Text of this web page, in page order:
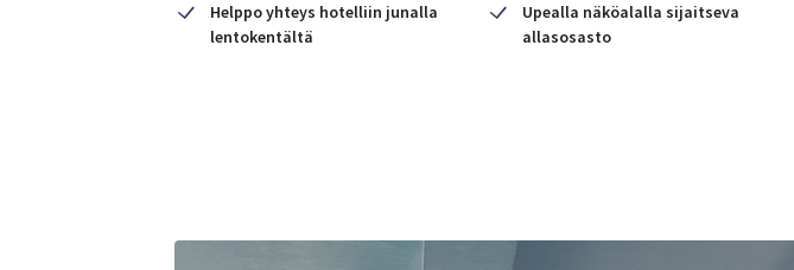
Helppo yhteys hotelliin junalla
lentokentältä
Upealla näköalalla sijaitseva
allasosasto